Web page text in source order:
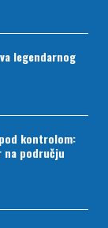
legendarnog
kontrolom:
području